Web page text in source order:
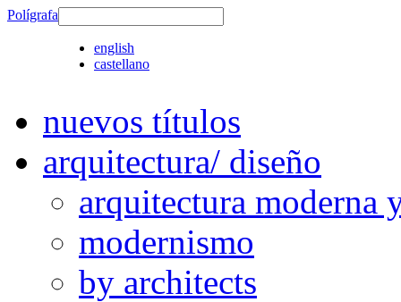
Polígrafa
english
castellano
nuevos títulos
arquitectura/ diseño
arquitectura moderna
modernismo
by architects